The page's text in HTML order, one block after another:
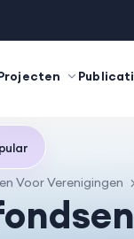
Voor Verenigingen